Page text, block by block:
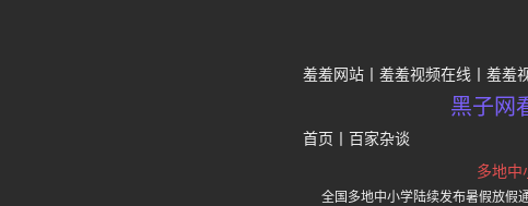
羞羞网站 羞羞视频在线 羞羞
黑子网
首页 百家杂谈
多地中
全国多地中小学陆续发布暑假放假